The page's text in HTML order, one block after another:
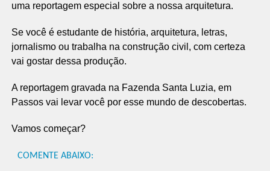
uma reportagem especial sobre a nossa arquitetura.
Se você é estudante de história, arquitetura, letras,
jornalismo ou trabalha na construção civil, com certeza
vai gostar dessa produção.
A reportagem gravada na Fazenda Santa Luzia, em
Passos vai levar você por esse mundo de descobertas.
Vamos começar?
COMENTE ABAIXO: